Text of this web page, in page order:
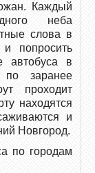
Каждый
неба
слова в
попросить
автобуса в
заранее
проходит
находятся
и
Новгород.
по городам